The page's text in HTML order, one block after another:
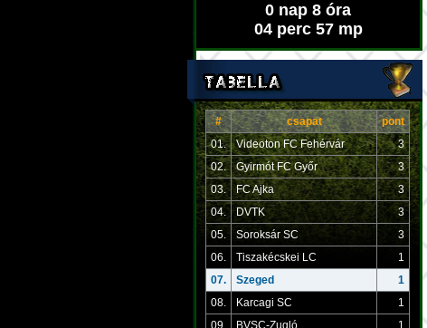
0 nap 8 óra
04 perc 57 mp
# csapat
pont
01.
Videoton FC Fehérvár
3
02.
Gyirmót FC Győr
3
03.
FC Ajka
3
04.
DVTK
3
05.
Soroksár SC
3
06.
Tiszakécskei LC
1
07.
Szeged
1
08.
Karcagi SC
1
09.
BVSC-Zugló 1